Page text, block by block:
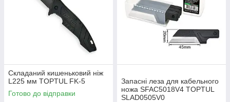
Складаний кишеньковий ніж
L225 мм TOPTUL FK-5
Готово до відправки
Запасні леза для кабельного
ножа SFAC5018V4 TOPTUL
SLAD0505V0